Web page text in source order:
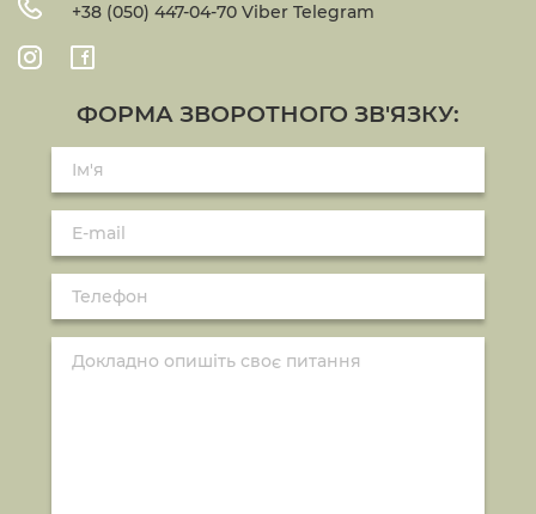
+38 (050) 447-04-70 Viber Telegram
ФОРМА ЗВОРОТНОГО ЗВ'ЯЗКУ: